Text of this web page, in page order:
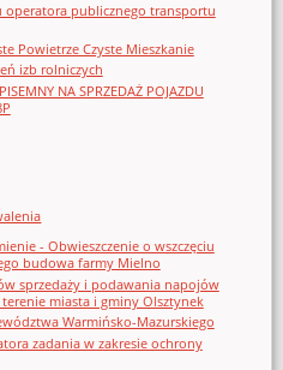
operatora publicznego transportu
Powietrze Czyste Mieszkanie
izb rolniczych
NA SPRZEDAŻ POJAZDU
- Obwieszczenie o wszczęciu
budowa farmy Mielno
sprzedaży i podawania napojów
miasta i gminy Olsztynek
Warmińsko-Mazurskiego
zadania w zakresie ochrony